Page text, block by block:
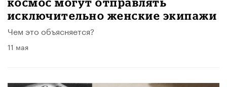
исключительно женские экипажи
Чем это объясняется?
11 мая